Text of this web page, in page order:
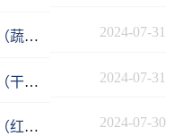
攀枝花市第七高级中学校食堂食材（蔬菜）供应商采购项目成交公告 2024-07-31
攀枝花市第七高级中学校食堂食材（干杂）供应商采购项目成交公告 2024-07-31
攀枝花市第七高级中学校食堂食材（红肉类）配送服务采购项目--结果公告 2024-07-30